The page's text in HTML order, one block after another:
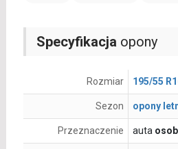
Specyfikacja opony
Rozmiar 195/55
Sezon opony
Przeznaczenie auta